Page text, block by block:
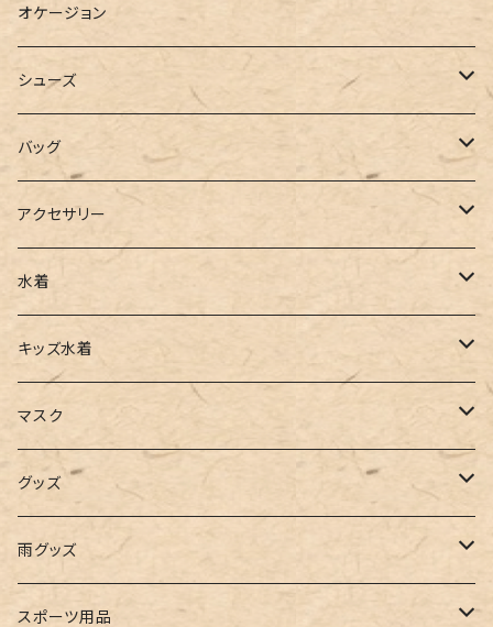
ブラウス
カーディガン
ポロシャツ
ベスト
チュニック
タンクトップ
キャミソール
インナー
ビスチェ
スウェット
ジャージ
スラックス
ワイドパンツ
カーゴパンツ
サロペット
ガウチョ
レギンス
その他
パーカーワンピース
ニットワンピース
キャミワンピース
サロペット
オールインワン
オケージョン
シューズ
ブーツ
パンプス
サンダル
スニーカー
フラットシューズ
レインシューズ
レースアップ
ルームシューズ
バッグ
トートバッグ
ショルダー
バックパック
カゴバッグ
エコバッグ
リュック
ハンドバッグ
アクセサリー
その他
水着
ワンピース
ビキニ
ワンショルダー
オフショルダー
バンドゥ
キッズ水着
女の子
男の子
ユニセックス
マスク
アクセサリー
マスクケース
グッズ
帽子
ストール・マフラー
雨グッズ
レインコート
スポーツ用品